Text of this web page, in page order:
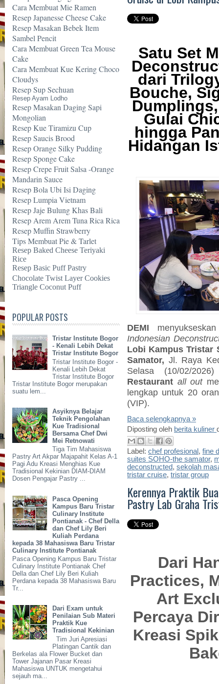
Cara Membuat Mie Ramen
Resep Japanesse Cheese Cake
Resep Masakan Bebek Item
Sambel Pencit
Cara Membuat Green Tea Mouse
Cake
Cara Membuat Kue Kering Choco
Cloudys
Resep Sup Sechuan
Resep Ayam Lodho
Resep Masakan Daging Sapi
Mongolian
Resep Kue Tiramizu Cup
Resep Saucis Brood
Resep Orange Silky Pudding
Resep Sponge Cake
Resep Crepe Fruit Salsa -Orange
Mandarin Sauce
Resep Bola Ubi Isi Daging
Resep Lumpia Vietnam
Resep Jaje Bulung Khas Bali
Resep Arem Arem Tuna Rica Rica
Resep Muffin Strawberry
Tips Membuat Pie & Tarlet
Resep Baked Cheese Teriyaki
Rice
Resep Basic Puff Pastry
Chocolate Twist Layer Cookies
Triangle Coconut Puff
POPULAR POSTS
Tristar Institute Bogor
- Kenali Lebih Dekat
Tristar Institute Bogor
Tristar Institute Bogor -
Kenali Lebih Dekat
Tristar Institute Bogor
Tristar Institute Bogor merupakan
suatu lem...
Asyiknya Belajar
Teknik Pengolahan
Kue Tradisional
Bersama Chef Dwi
Mei Retnowati
Tiga Tim Mahasiswa
Pastry Art Akpar Majapahit Kelas A-1
Pagi Adu Kreasi Menghias Kue
Tradisional Kekinian DIAM-DIAM
Dosen Pengajar Pastry ...
Pasca Opening
Kampus Baru Tristar
Culinary Institute
Pontianak - Chef Della
dan Chef Lily Beri
Kuliah Perdana
kepada 38 Mahasiswa Baru Tristar
Culinary Institute Pontianak
Pasca Opening Kampus Baru Tristar
Culinary Institute Pontianak Chef
Della dan Chef Lily Beri Kuliah
Perdana kepada 38 Mahasiswa Baru
Tr...
Dari Exam untuk
Penilaian Sub Materi
Praktik Kue
Tradisional Kekinian
Tim Juri Apresiasi
Platingan Cantik dan
Berkelas ala Flower Bucket dan
Tower Jajanan Pasar Kreasi
Mahasiswa UNTUK mengetahui
sejauh ma...
Satu Set
dari
Bouche,
Gulai
hingga
Hidangan
DEMI
Indonesian
Lobi Kampus Tristar
Samator, Jl. Raya
Selasa (10/02/
Restaurant all out
lengkap untuk 20
(VIP).
Baca selengkapnya »
Diposting oleh berita kuliner
Label: chef profesional , fine
suites SOHO-the samator,
deconstructed, sekolah
tristar cruise, tristar group
Kerennya Praktik
Pastry Lab Graha
Dari
Practices,
Art
Percaya
Kreasi